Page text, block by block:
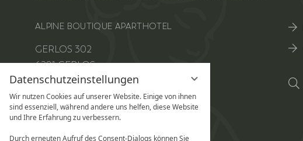
Datenschutzeinstellungen
Wir nutzen Cookies auf unserer Website. Einige von ihnen
sind essenziell, während andere uns helfen, diese Website
und Ihre Erfahrung zu verbessern.
Durch erneuten Aufruf des Consent-Dialogs können Sie
ALPINE BOUTIQUE APARTHOTEL
GERLOS 302
6281 GERLOS
+43 (0) 664 44 33 509
INFO@FRAEULEIN-NANNERL.COM
INSTAGRAM